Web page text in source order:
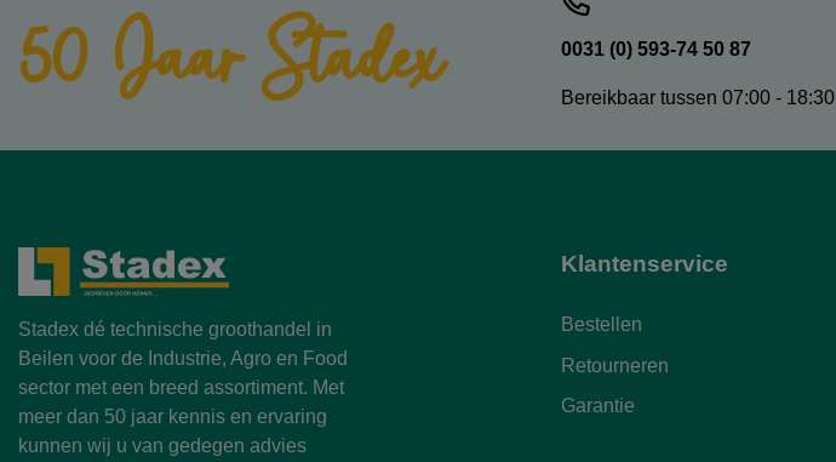
50 Jaar Stadex 0031 (0) 593-74 50 87
Bereikbaar tussen 07:00 - 18:30
Stadex dé technische groothandel in
Beilen voor de Industrie, Agro en Food
sector met een breed assortiment. Met
meer dan 50 jaar kennis en ervaring
kunnen wij u van gedegen advies
Klantenservice
Bestellen
Retourneren
Garantie